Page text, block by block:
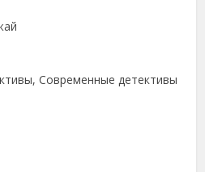
Современные детективы